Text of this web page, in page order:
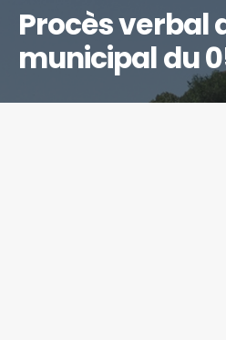
Procès verbal
municipal du